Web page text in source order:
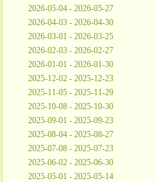
2026-05-04 - 2026-05-27
2026-04-03 - 2026-04-30
2026-03-01 - 2026-03-25
2026-02-03 - 2026-02-27
2026-01-01 - 2026-01-30
2025-12-02 - 2025-12-23
2025-11-05 - 2025-11-29
2025-10-08 - 2025-10-30
2025-09-01 - 2025-09-23
2025-08-04 - 2025-08-27
2025-07-08 - 2025-07-23
2025-06-02 - 2025-06-30
2025-05-01 - 2025-05-14